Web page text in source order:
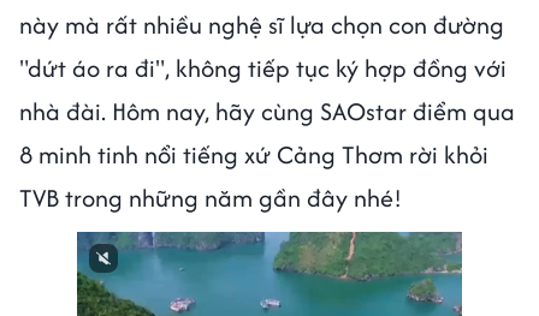
này mà rất nhiều nghệ sĩ lựa chọn con đường
"dứt áo ra đi", không tiếp tục ký hợp đồng với
nhà đài. Hôm nay, hãy cùng SAOstar điểm qua
8 minh tinh nổi tiếng xứ Cảng Thơm rời khỏi
TVB trong những năm gần đây nhé!